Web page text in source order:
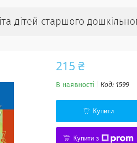
дітей старшого
215 ₴
В наявності Код: 1599
Купити
Купити з